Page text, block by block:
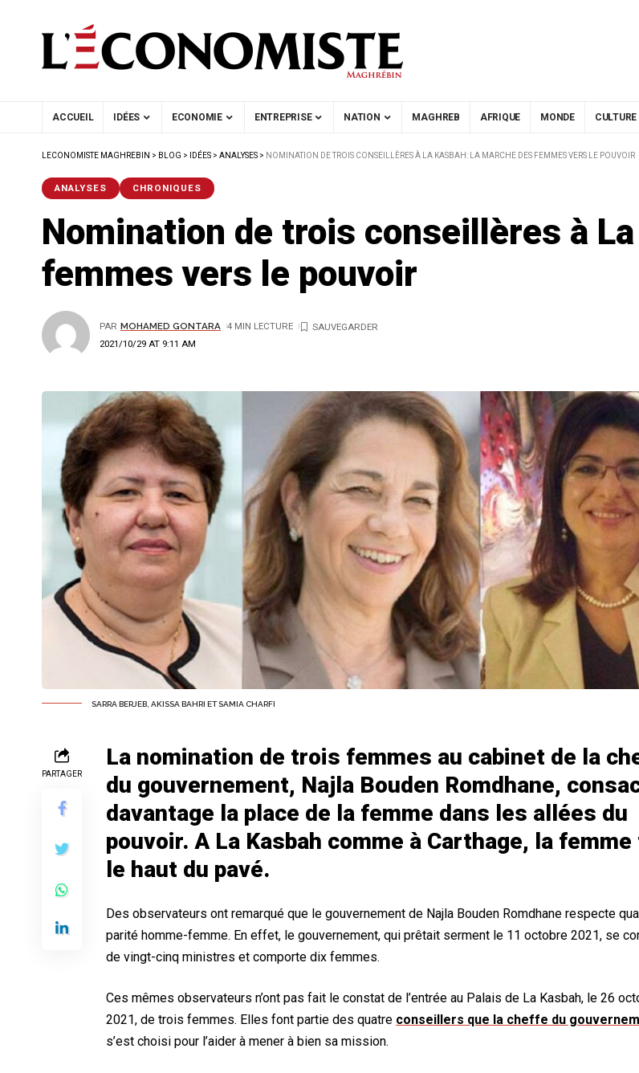
ACCUEIL IDÉES ECONOMIE ENTREPRISE NATION MAGHREB AFRIQUE MONDE CULTURE
LECONOMISTE MAGHREBIN > BLOG > IDÉES > ANALYSES > NOMINATION DE TROIS CONSEILLÈRES À LA KASBAH: LA MARCHE DES FEMMES VERS LE POUVOIR
ANALYSES CHRONIQUES
Nomination de trois conseillères à
femmes vers le pouvoir
2021/10/29 AT 9:11 AM
PAR MOHAMED GONTARA 4 MIN LECTURE
SARRA BERJEB, AKISSA BAHRI ET SAMIA CHARFI
PARTAGER
La nomination de trois femmes au cabinet de la
du gouvernement, Najla Bouden Romdhane,
davantage la place de la femme dans les allées du
pouvoir. A La Kasbah comme à Carthage, la
le haut du pavé.
Des observateurs ont remarqué que le gouvernement de Najla Bouden Romdhane respecte
parité homme-femme. En effet, le gouvernement, qui prêtait serment le 11 octobre 2021, se
de vingt-cinq ministres et comporte dix femmes.
Ces mêmes observateurs n’ont pas fait le constat de l’entrée au Palais de La Kasbah, le 26
2021, de trois femmes. Elles font partie des quatre conseillers que la cheffe du
s’est choisi pour l’aider à mener à bien sa mission.